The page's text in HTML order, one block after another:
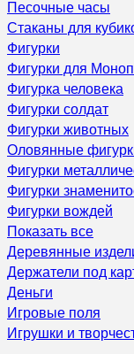
Песочные часы
Стаканы для
Фигурки
Фигурки для
Фигурка человека
Фигурки солдат
Фигурки животных
Оловянные
Фигурки
Фигурки
Фигурки вождей
Показать все
Деревянные
Держатели под
Деньги
Игровые поля
Игрушки и